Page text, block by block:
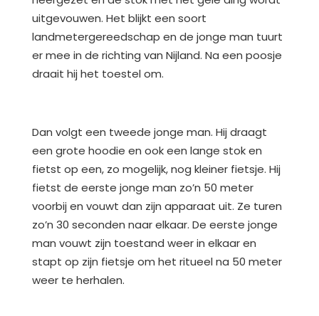
uitgevouwen. Het blijkt een soort
landmetergereedschap en de jonge man tuurt
er mee in de richting van Nijland. Na een poosje
draait hij het toestel om.
Dan volgt een tweede jonge man. Hij draagt
een grote hoodie en ook een lange stok en
fietst op een, zo mogelijk, nog kleiner fietsje. Hij
fietst de eerste jonge man zo’n 50 meter
voorbij en vouwt dan zijn apparaat uit. Ze turen
zo’n 30 seconden naar elkaar. De eerste jonge
man vouwt zijn toestand weer in elkaar en
stapt op zijn fietsje om het ritueel na 50 meter
weer te herhalen.